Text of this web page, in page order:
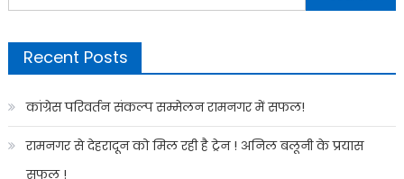
for:
Recent Posts
कांग्रेस परिवर्तन संकल्प सम्मेलन रामनगर में सफल!
रामनगर से देहरादून को मिल रही है ट्रेन ! अनिल बलूनी के प्रयास
सफल !